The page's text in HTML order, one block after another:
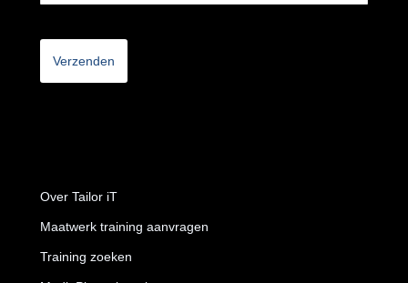
Over Tailor iT
Maatwerk training aanvragen
Training zoeken